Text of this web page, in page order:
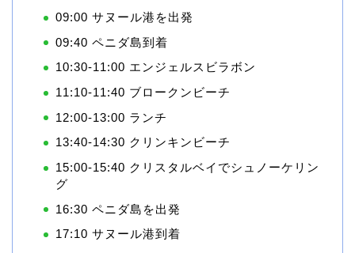
09:00 サヌール港を出発
09:40 ペニダ島到着
10:30-11:00 エンジェルスビラボン
11:10-11:40 ブロークンビーチ
12:00-13:00 ランチ
13:40-14:30 クリンキンビーチ
15:00-15:40 クリスタルベイでシュノーケリン
グ
16:30 ペニダ島を出発
17:10 サヌール港到着